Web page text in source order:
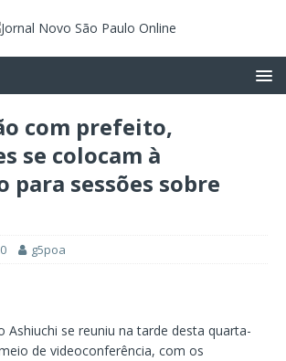
com prefeito,
se colocam à
para sessões sobre
g5poa
Ashiuchi se reuniu na tarde desta quarta-
de videoconferência, com os